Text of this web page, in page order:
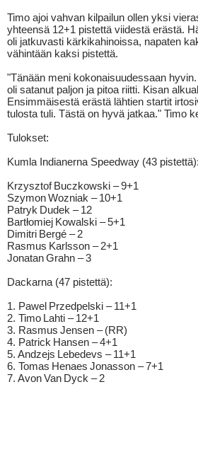
Timo ajoi vahvan kilpailun ollen yksi
yhteensä 12+1 pistettä viidestä erästä.
oli jatkuvasti kärkikahinoissa, napaten
vähintään kaksi pistettä.
"Tänään meni kokonaisuudessaan
oli satanut paljon ja pitoa riitti. Kisan
Ensimmäisestä erästä lähtien startit
tulosta tuli. Tästä on hyvä jatkaa." Timo
Tulokset:
Kumla Indianerna Speedway (43 pistettä):
Krzysztof Buczkowski – 9+1
Szymon Wozniak – 10+1
Patryk Dudek – 12
Bartłomiej Kowalski – 5+1
Dimitri Bergé – 2
Rasmus Karlsson – 2+1
Jonatan Grahn – 3
Dackarna (47 pistettä):
1. Pawel Przedpelski – 11+1
2. Timo Lahti – 12+1
3. Rasmus Jensen – (RR)
4. Patrick Hansen – 4+1
5. Andzejs Lebedevs – 11+1
6. Tomas Henaes Jonasson – 7+1
7. Avon Van Dyck – 2